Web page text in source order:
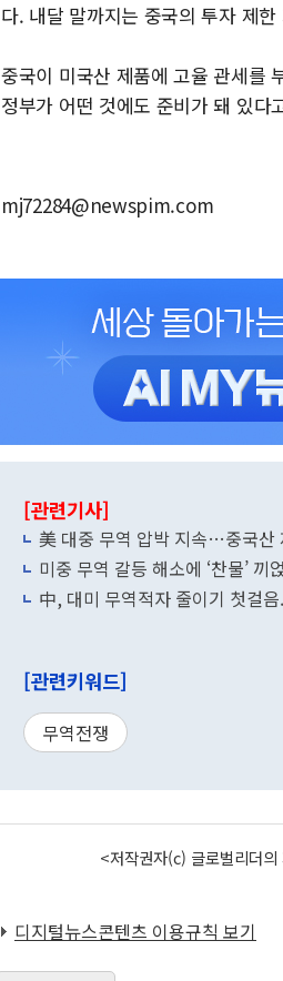
다. 내달 말까지는 중국의 투자 제
중국이 미국산 제품에 고율 관세를
정부가 어떤 것에도 준비가 돼 있다
mj72284@newspim.com
[관련기사]
美 대중 무역 압박 지속…중국산
미중 무역 갈등 해소에 ‘찬물’
中, 대미 무역적자 줄이기 첫걸
[관련키워드]
무역전쟁
<저작권자(c) 글로벌리더
디지털뉴스콘텐츠 이용규칙 보기